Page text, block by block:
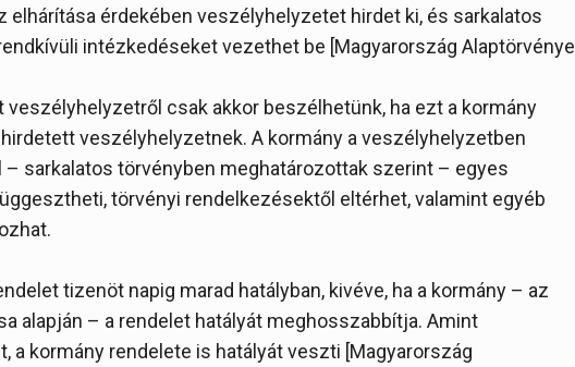
elhárítása érdekében veszélyhelyzetet hirdet ki, és sarkalatos
intézkedéseket vezethet be [Magyarország Alaptörvénye
veszélyhelyzetről csak akkor beszélhetünk, ha ezt a kormány
veszélyhelyzetnek. A kormány a veszélyhelyzetben
– sarkalatos törvényben meghatározottak szerint – egyes
törvényi rendelkezésektől eltérhet, valamint egyéb
tizenöt napig marad hatályban, kivéve, ha a kormány – az
alapján – a rendelet hatályát meghosszabbítja. Amint
a kormány rendelete is hatályát veszti [Magyarország